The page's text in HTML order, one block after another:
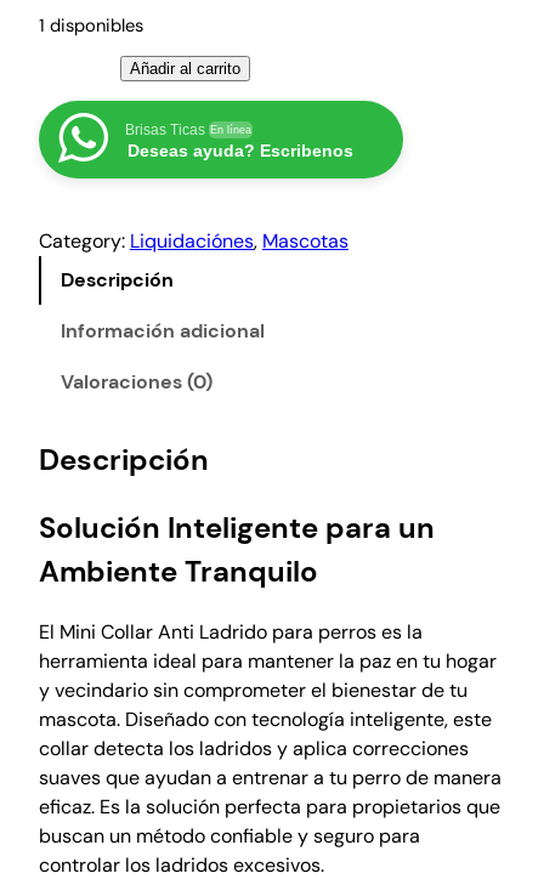
a
l
r
a
1
0
0
0
s
₡
8
0
1 disponibles
n
i
l
a
i
l
d
r
d
o
,
p
e
r
r
o
s
Añadir al carrito
Brisas Ticas En línea
Deseas ayuda? Escribenos
Category: Liquidaciónes, Mascotas
Descripción
Información adicional
Valoraciones (0)
Descripción
Solución Inteligente para un
Ambiente Tranquilo
El Mini Collar Anti Ladrido para perros es la
herramienta ideal para mantener la paz en tu hogar
y vecindario sin comprometer el bienestar de tu
mascota. Diseñado con tecnología inteligente, este
collar detecta los ladridos y aplica correcciones
suaves que ayudan a entrenar a tu perro de manera
eficaz. Es la solución perfecta para propietarios que
buscan un método confiable y seguro para
controlar los ladridos excesivos.